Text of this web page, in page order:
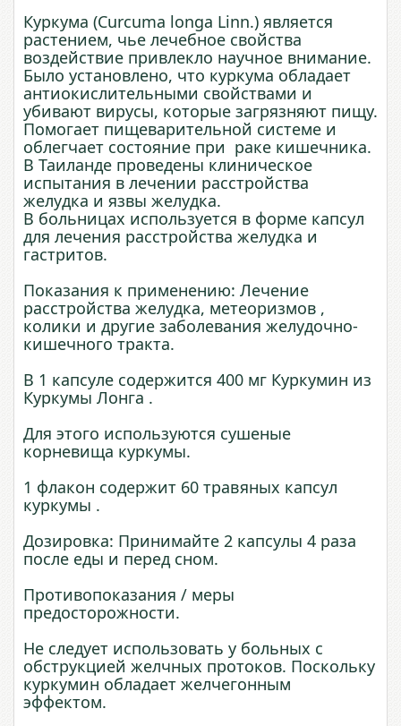
Куркума (Curcuma longa Linn.) является
растением, чье лечебное свойства
воздействие привлекло научное внимание.
Было установлено, что куркума обладает
антиокислительными свойствами и
убивают вирусы, которые загрязняют пищу.
Помогает пищеварительной системе и
облегчает состояние при раке кишечника.
В Таиланде проведены клиническое
испытания в лечении расстройства
желудка и язвы желудка.
В больницах используется в форме капсул
для лечения расстройства желудка и
гастритов.
Показания к применению: Лечение
расстройства желудка, метеоризмов ,
колики и другие заболевания желудочно-
кишечного тракта.
В 1 капсуле содержится 400 мг Куркумин из
Куркумы Лонга .
Для этого используются сушеные
корневища куркумы.
1 флакон содержит 60 травяных капсул
куркумы .
Дозировка: Принимайте 2 капсулы 4 раза
после еды и перед сном.
Противопоказания / меры
предосторожности.
Не следует использовать у больных с
обструкцией желчных протоков. Поскольку
куркумин обладает желчегонным
эффектом.